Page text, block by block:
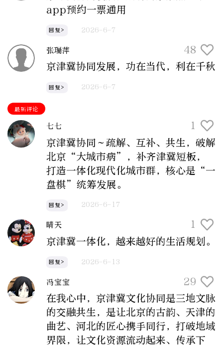
app预约一票通用
回复> 2026-6-7
张瑞萍
48
京津冀协同发展，功在当代，利在千秋
回复> 2026-6-7
最新评论
七七
1
京津冀协同～疏解、互补、共生，破解
北京“大城市病”，补齐津冀短板，
打造一体化现代化城市群，核心是“一
盘棋”统筹发展。
回复> 2026-6-17
晴天
1
京津冀一体化，越来越好的生活规划。
回复> 2026-6-13
冯宝宝
29
在我心中，京津冀文化协同是三地文脉
的交融共生，是让北京的古韵、天津的
曲艺、河北的匠心携手同行，打破地域
界限，让文化资源流动起来、传承下